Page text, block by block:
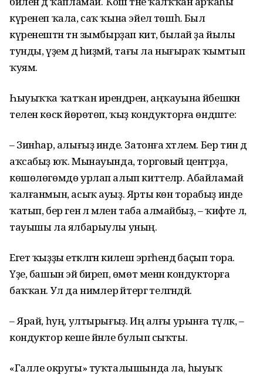
күренеп ҡала, саҡ ҡына эйелә төшһә. Был
күренештән тән зымбырҙап китә, былай ҙа йылы
тунды, үҙем дә һиҙмәй, тағы ла нығыраҡ ҡымтып
ҡуям.
Һыуыҡҡа ҡатҡан ирендәрен, аңҡауына йәбешкән
телен көскә йөрөтөп, ҡыҙ кондукторға өндәште:
– Зинһар, алығыҙ инде. Затонға хәтлем. Бер тин дә
аҡсабыҙ юҡ. Мынауында, торговый центрҙа,
көшөлөгөмдө урлап алып киттеләр. Абайламай
ҡалғанмын, асыҡ ауыҙ. Ярты көн торабыҙ инде
ҡатып, бер генә лә әмәлен таба алмайбыҙ, – ҡиәфәте лә,
тауышы ла ялбарыулы уның.
Егет ҡыҙҙы етәкләгән килеш эргәһендә баҫып тора.
Үҙе, башын эйә биреп, өмөт менән кондукторға
баҡҡан. Ул да нимәлер әйтергә теләгәндәй.
– Ярай, һуң, ултырығыҙ. Иң алғы урынға түлкә, –
кондуктор кеше йәнле булып сыҡты.
«Галле округы» туҡталышында ла, һыуыҡ